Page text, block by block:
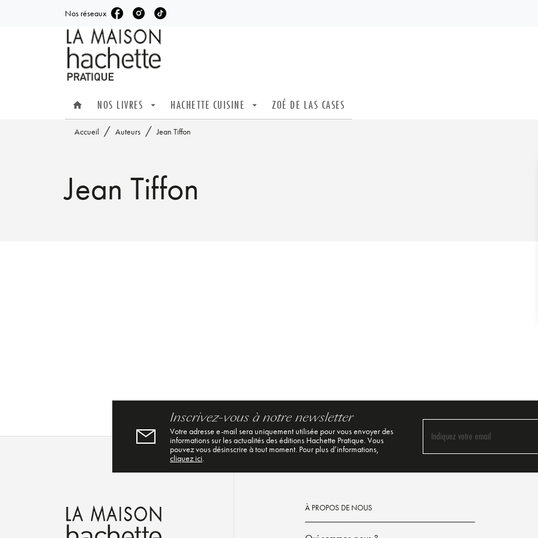
MENU RECHERCHE
Nos réseaux
home NOS LIVRES arrow_drop_down HACHETTE CUISINE arrow_drop_down ZOÉ DE LAS CASES
Accueil / Auteurs / Jean Tiffon
Jean Tiffon
Inscrivez-vous à notre newsletter
Votre adresse e-mail sera uniquement utilisée pour vous envoyer des
informations sur les actualités des éditions Hachette Pratique. Vous
pouvez vous désinscrire à tout moment. Pour plus d’informations,
cliquez ici.
Indiquez votre email
À PROPOS DE NOUS